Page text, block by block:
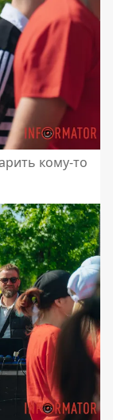
кому-то